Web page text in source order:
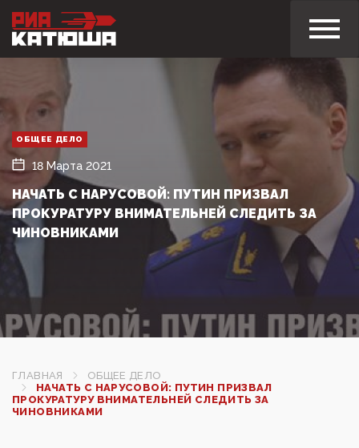
ОБЩЕЕ ДЕЛО
18 Марта 2021
НАЧАТЬ С НАРУСОВОЙ: ПУТИН ПРИЗВАЛ
ПРОКУРАТУРУ ВНИМАТЕЛЬНЕЙ СЛЕДИТЬ ЗА
ЧИНОВНИКАМИ
ГЛАВНАЯ
ОБЩЕЕ ДЕЛО
НАЧАТЬ С НАРУСОВОЙ: ПУТИН ПРИЗВАЛ
ПРОКУРАТУРУ ВНИМАТЕЛЬНЕЙ СЛЕДИТЬ ЗА
ЧИНОВНИКАМИ